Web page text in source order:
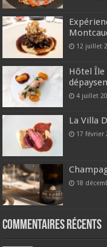
12 juillet
Hôtel Île
4 juillet
La Villa
17 février
18
Commentaires récents